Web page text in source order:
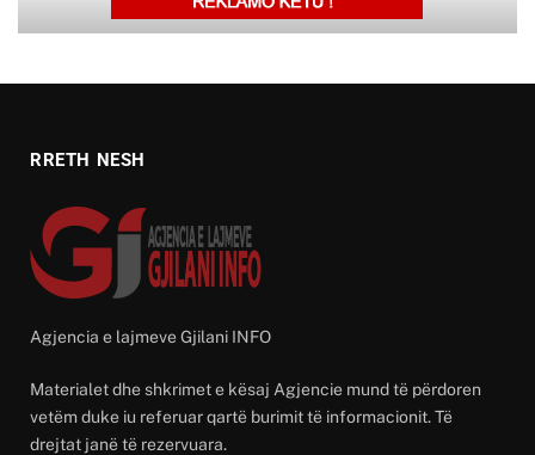
RRETH NESH
Agjencia e lajmeve Gjilani INFO
Materialet dhe shkrimet e kësaj Agjencie mund të përdoren
vetëm duke iu referuar qartë burimit të informacionit. Të
drejtat janë të rezervuara.